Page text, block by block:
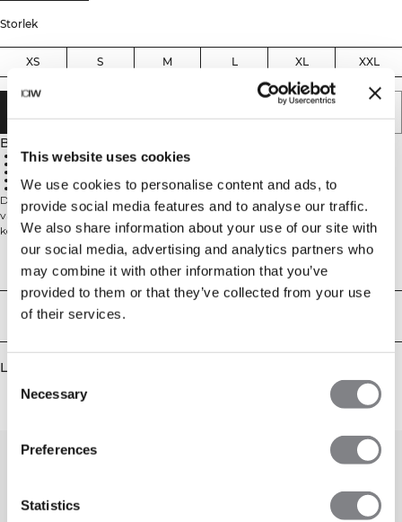
This website uses cookies
We use cookies to personalise content and ads, to
provide social media features and to analyse our traffic.
We also share information about your use of our site with
our social media, advertising and analytics partners who
may combine it with other information that you’ve
provided to them or that they’ve collected from your use
of their services.
Consent
Selection
Necessary
Preferences
Statistics
Storlek
XS S M L XL XXL
Beskrivning
360° rörelsefrihet
ICIW-logga
20 cm innerbenslängd
75% Nylon, 25% Spandex
Designade för att passa olika träningsformer som yoga, promenader och
vardagsmotion. Tillverkade i vårt hittills mjukaste material för optimal
komfort. På grund av tygets mjuka egenskaper bör du undvika vassa
föremål, kardborreband och skrovliga ytor. Fullständig rörelsefrihet, ICIW-
logga, finns i flera färger, hög midja, 20 cm innerbenslängd. 75% Nylon, 25%
Elastan.
Tekniska aspekter
Leverans & returer
Liknande produkter